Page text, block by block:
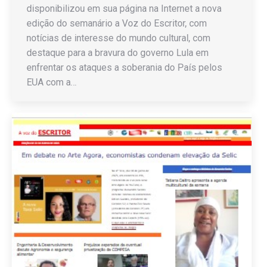
disponibilizou em sua página na Internet a nova
edição do semanário a Voz do Escritor, com
notícias de interesse do mundo cultural, com
destaque para a bravura do governo Lula em
enfrentar os ataques a soberania do País pelos
EUA com a…